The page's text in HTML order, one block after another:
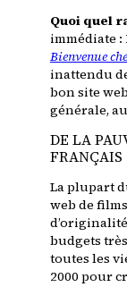
Quoi quel
immédiate :
Bienvenue
inattendu
bon site
générale,
DE LA
FRANÇAIS
La plupart
web de
budgets
toutes les
2000 pour